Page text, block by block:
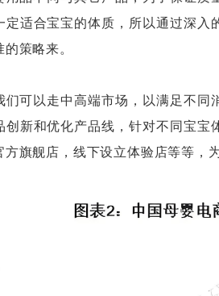
定适合宝宝的体质，所以通过深
策略来。
以走中高端市场，以满足不同
创新和优化产品线，针对不同宝
方旗舰店，线下设立体验店等等，